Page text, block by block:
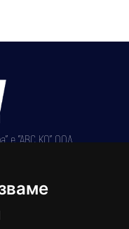
е "АВС КО" ООД,